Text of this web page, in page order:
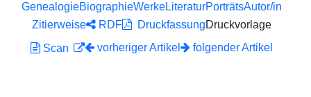
GenealogieBiographieWerkeLiteraturPorträtsAutor/in
Zitierweise
RDF DruckfassungDruckvorlage
Scan
vorheriger Artikel folgender Artikel